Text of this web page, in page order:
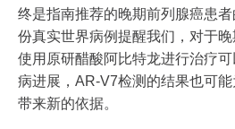
终是指南推荐的晚期前列腺癌患
份真实世界病例提醒我们，对于
使用原研醋酸阿比特龙进行治疗
病进展，AR-V7检测的结果也可
带来新的依据。